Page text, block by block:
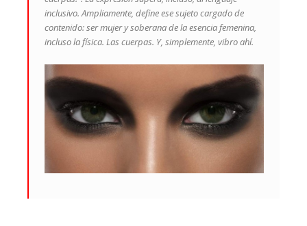
inclusivo. Ampliamente, define ese sujeto cargado de
contenido: ser mujer y soberana de la esencia femenina,
incluso la física. Las cuerpas. Y, simplemente, vibro ahí.